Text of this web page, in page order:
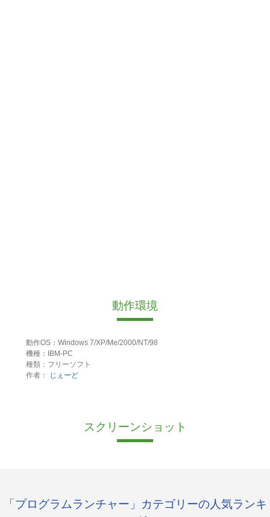
動作環境
動作OS：Windows 7/XP/Me/2000/NT/98
機種：IBM-PC
種類：フリーソフト
作者：
じぇーど
スクリーンショット
「プログラムランチャー」カテゴリーの人気ランキ